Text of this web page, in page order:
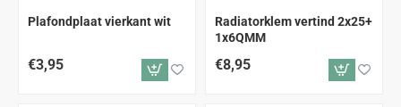
Plafondplaat vierkant wit
€3,95
Radiatorklem vertind 2x25+
1x6QMM
€8,95